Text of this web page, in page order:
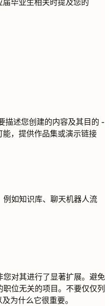
毕业生相关时提及您的
描述您创建的内容及其目的 -
，提供作品集或演示链接
如知识库、聊天机器人流
对其进行了显著扩展。避免
位无关的项目。不要仅仅列
为什么它很重要。